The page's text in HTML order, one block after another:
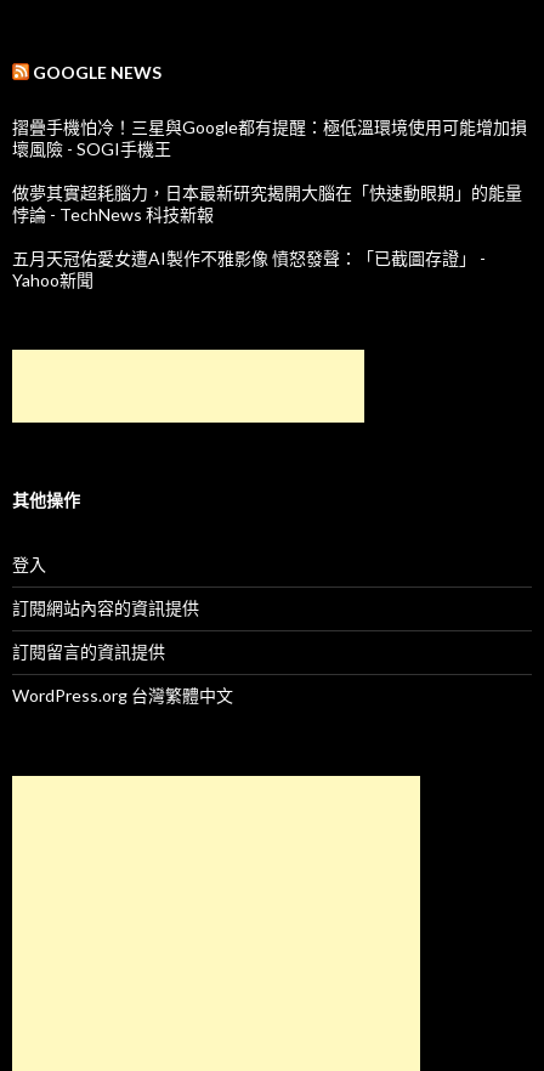
GOOGLE NEWS
摺疊手機怕冷！三星與Google都有提醒：極低溫環境使用可能增加損
壞風險 - SOGI手機王
做夢其實超耗腦力，日本最新研究揭開大腦在「快速動眼期」的能量
悖論 - TechNews 科技新報
五月天冠佑愛女遭AI製作不雅影像 憤怒發聲：「已截圖存證」 -
Yahoo新聞
其他操作
登入
訂閱網站內容的資訊提供
訂閱留言的資訊提供
WordPress.org 台灣繁體中文